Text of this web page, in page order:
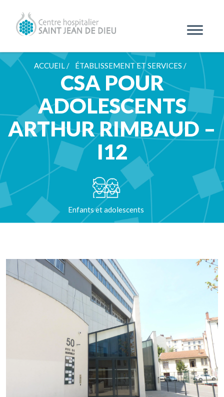
ACCUEIL / ÉTABLISSEMENT ET SERVICES /
CSA POUR
ADOLESCENTS
ARTHUR RIMBAUD –
I12
Enfants et adolescents